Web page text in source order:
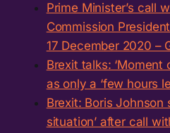
Prime Minister’s call
Commission
17 December 2020 –
Brexit talks: ‘Moment
as only a ‘few hours
Brexit: Boris Johnson
situation’ after call